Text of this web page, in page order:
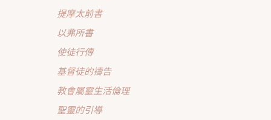
提摩太前書
以弗所書
使徒行傳
基督徒的禱告
教會屬靈生活倫理
聖靈的引導